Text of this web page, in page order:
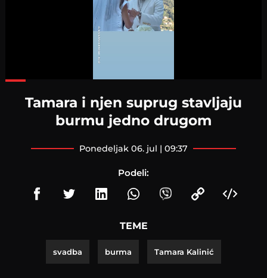
Tamara i njen suprug stavljaju
burmu jedno drugom
ponedeljak 06. jul | 09:37
Podeli:
TEME
svadba burma Tamara Kalinić